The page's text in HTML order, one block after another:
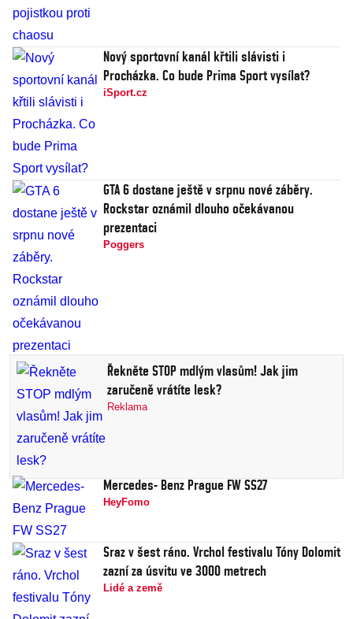
Nový sportovní kanál křtili slávisti i
Procházka. Co bude Prima Sport vysílat?
iSport.cz
GTA 6 dostane ještě v srpnu nové záběry.
Rockstar oznámil dlouho očekávanou
prezentaci
Poggers
Řekněte STOP mdlým vlasům! Jak jim
zaručeně vrátíte lesk?
Reklama
Mercedes- Benz Prague FW SS27
HeyFomo
Sraz v šest ráno. Vrchol festivalu Tóny Dolomit
zazní za úsvitu ve 3000 metrech
Lidé a země